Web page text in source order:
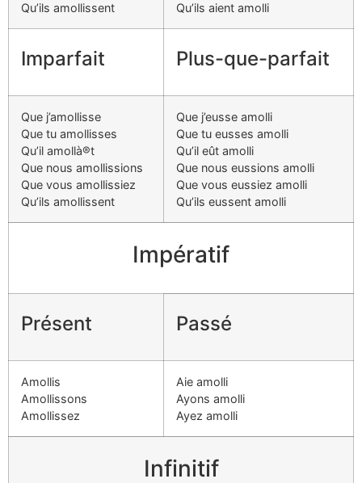
Qu’ils amollissent
Qu’ils aient amolli
Imparfait Plus-que-parfait
Que j’amollisse
Que tu amollisses
Qu’il amollà®t
Que nous amollissions
Que vous amollissiez
Qu’ils amollissent
Que j’eusse amolli
Que tu eusses amolli
Qu’il eût amolli
Que nous eussions amolli
Que vous eussiez amolli
Qu’ils eussent amolli
Impératif
Présent Passé
Amollis
Amollissons
Amollissez
Aie amolli
Ayons amolli
Ayez amolli
Infinitif